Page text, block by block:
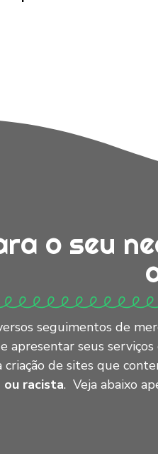
o seu
seguimentos de
apresentar seus
criação de sites que
racista. Veja abaixo